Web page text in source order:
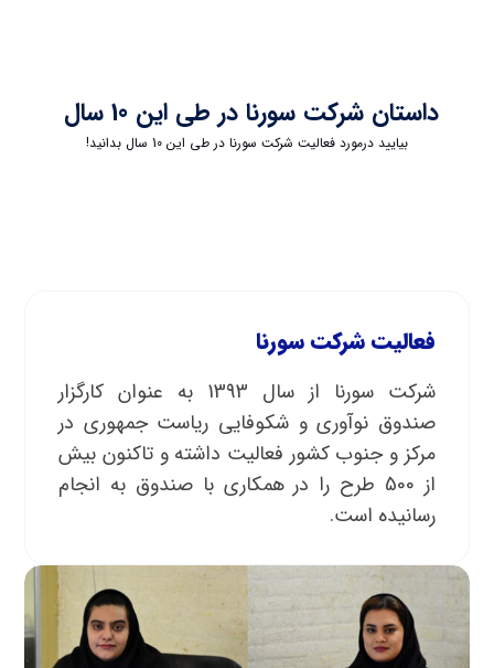
داستان شرکت سورنا در طی این 10 سال
بیایید درمورد فعالیت شرکت سورنا در طی این 10 سال بدانید!
فعالیت شرکت سورنا
شرکت سورنا از سال 1393 به عنوان کارگزار
صندوق نوآوری و شکوفایی ریاست جمهوری در
مرکز و جنوب کشور فعالیت داشته و تاکنون بیش
از 500 طرح را در همکاری با صندوق به انجام
رسانیده است.